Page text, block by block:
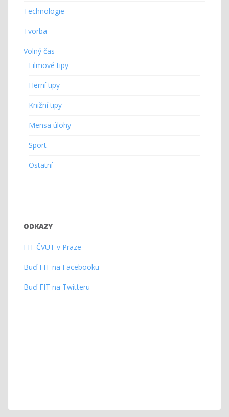
Technologie
Tvorba
Volný čas
Filmové tipy
Herní tipy
Knižní tipy
Mensa úlohy
Sport
Ostatní
ODKAZY
FIT ČVUT v Praze
Buď FIT na Facebooku
Buď FIT na Twitteru